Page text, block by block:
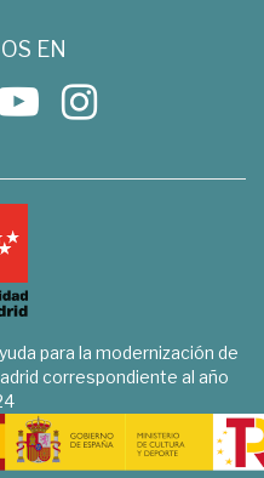
EN
para la modernización de
correspondiente al año